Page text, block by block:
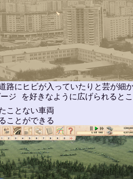
路にヒビが入っていたりと芸が細
ジ を好きなように広げられると
ことない車両
ことができる